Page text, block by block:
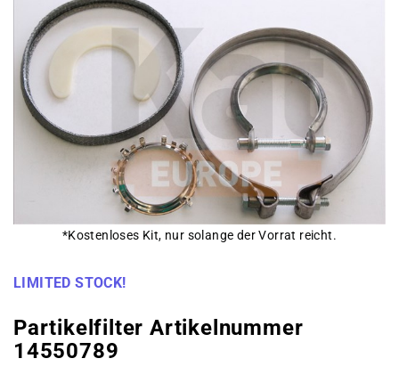
*Kostenloses Kit, nur solange der Vorrat reicht.
LIMITED STOCK!
Partikelfilter Artikelnummer
14550789